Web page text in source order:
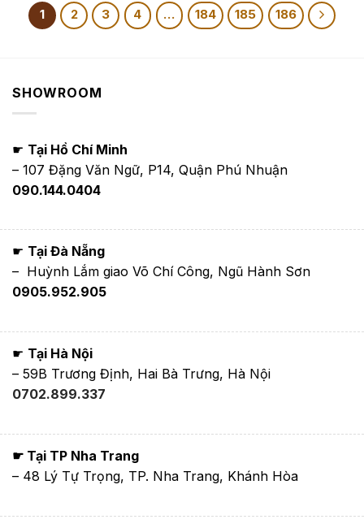
1,350,000₫
đến
1,650,000₫
1,350,000₫
đến
1,650,000₫
1 2 3 4 … 184 185 186
SHOWROOM
☛ Tại Hồ Chí Minh
– 107 Đặng Văn Ngữ, P14, Quận Phú Nhuận
090.144.0404
☛ Tại Đà Nẵng
– Huỳnh Lắm giao Võ Chí Công, Ngũ Hành Sơn
0905.952.905
☛ Tại Hà Nội
– 59B Trương Định, Hai Bà Trưng, Hà Nội
0702.899.337
☛ Tại TP Nha Trang
– 48 Lý Tự Trọng, TP. Nha Trang, Khánh Hòa